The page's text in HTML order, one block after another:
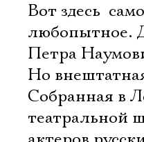
Вот здесь 
любопытное.
Петра
Но
Собранная в
театральной